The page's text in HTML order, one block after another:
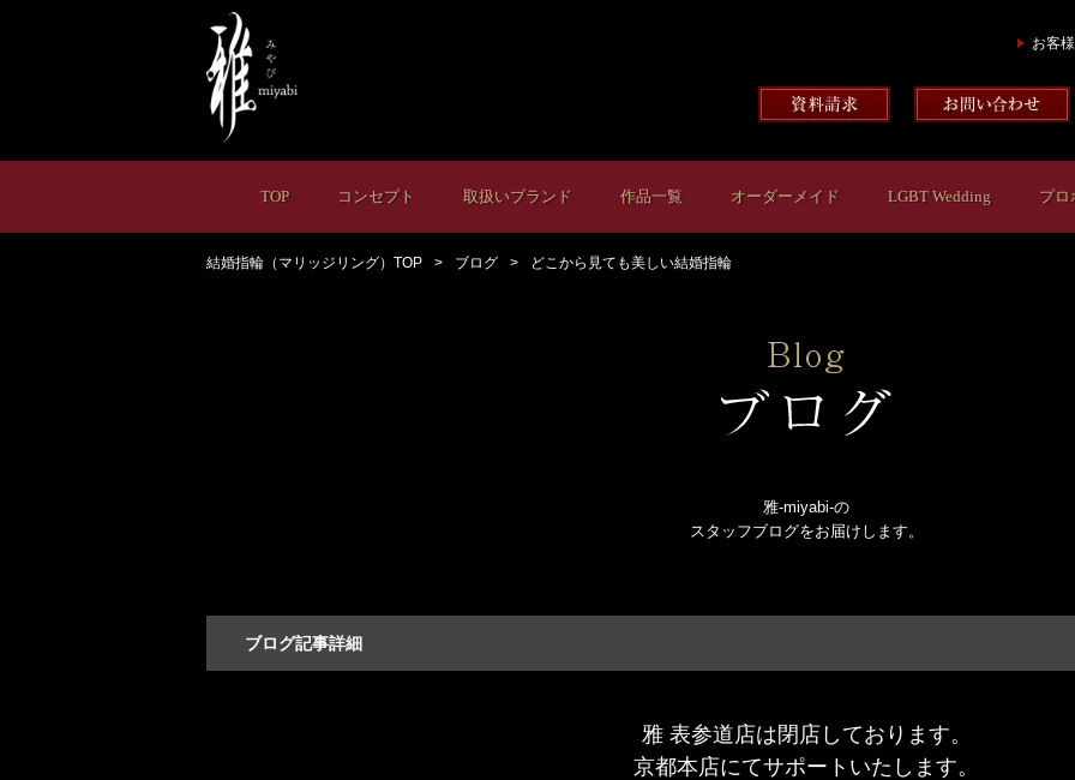
お客
TOP コンセプト 取扱いブランド 作品一覧 オーダーメイド LGBT Wedding プロ
結婚指輪（マリッジリング）TOP ブログ どこから見ても美しい結婚指輪
雅-miyabi-の
スタッフブログをお届けします。
ブログ記事詳細
雅 表参道店は閉店しております。
京都本店にてサポートいたします。